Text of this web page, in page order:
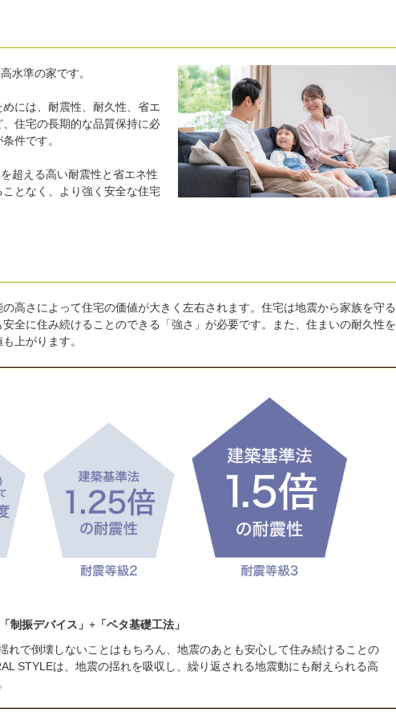
水準の家です。
には、耐震性、耐久性、省エ
住宅の長期的な品質保持に必
件です。
超える高い耐震性と省エネ性
となく、より強く安全な住宅
高さによって住宅の価値が大きく左右されます。住宅は地震から家族を守る
全に住み続けることのできる「強さ」が必要です。また、住まいの耐久性を
上がります。
「制振デバイス」 + 「ベタ基礎工法」
れで倒壊しないことはもちろん、地震のあとも安心して住み続けることの
STYLEは、地震の揺れを吸収し、繰り返される地震動にも耐えられる高